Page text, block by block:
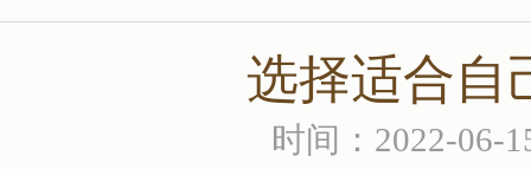
选择适合自
时间：2022-06-